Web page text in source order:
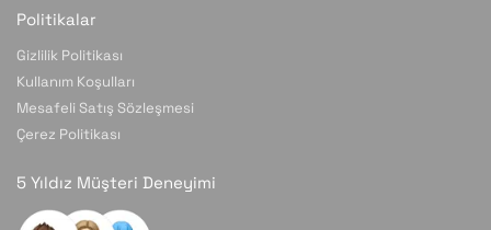
Politikalar
Gizlilik Politikası
Kullanım Koşulları
Mesafeli Satış Sözleşmesi
Çerez Politikası
5 Yıldız Müşteri Deneyimi